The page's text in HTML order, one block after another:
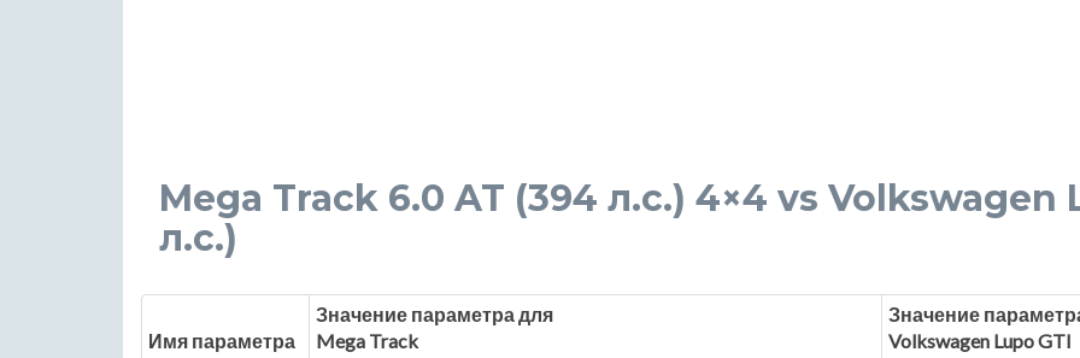
Mega Track 6.0 AT (394 л.с.) 4×4 vs Volkswagen
л.с.)
Имя параметра
Значение параметра для
Mega Track
Значение
Volkswagen Lupo GTI